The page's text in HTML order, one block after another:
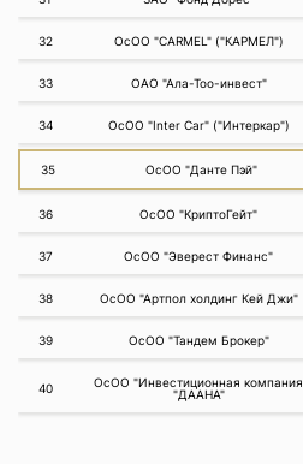
32 ОсОО "CARMEL" ("КАРМЕЛ")
33 ОАО "Ала-Тоо-инвест"
34 ОсОО "Inter Car" ("Интеркар")
35 ОсОО "Данте Пэй"
36 ОсОО "КриптоГейт"
37 ОсОО "Эверест Финанс"
38 ОсОО "Артпол холдинг Кей Джи"
39 ОсОО "Тандем Брокер"
40
ОсОО "Инвестиционная компания
"ДААНА"